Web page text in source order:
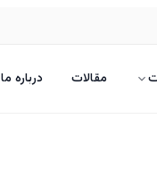
مقالات درباره ما